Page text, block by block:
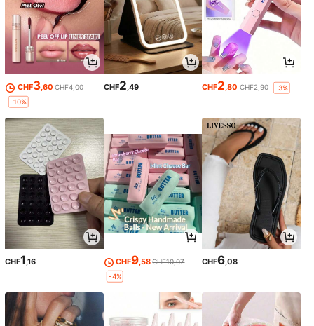
CHF3,60 CHF4,00
-10%
CHF2,49 CHF2,80 CHF2,90 -3%
CHF1,16 CHF9,58 CHF10,07
-4%
CHF6,08